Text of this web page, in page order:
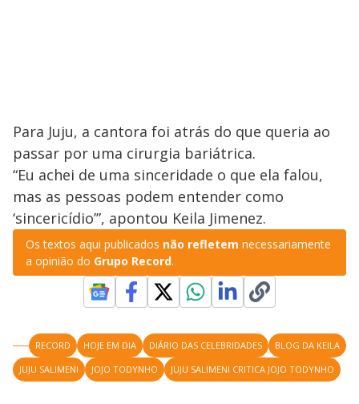
Para Juju, a cantora foi atrás do que queria ao
passar por uma cirurgia bariátrica.
“Eu achei de uma sinceridade o que ela falou,
mas as pessoas podem entender como
‘sincericídio’”, apontou Keila Jimenez.
Os textos aqui publicados não refletem necessariamente
a opinião do Grupo Record.
RECORD HOJE EM DIA DIÁRIO DAS CELEBRIDADES
BLOG DA KEILA
JUJU SALIMENI
JOJO TODYNHO JUJU SALIMENI CRITICA JOJO TODYNHO